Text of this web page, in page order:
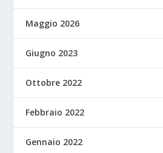
Maggio 2026
Giugno 2023
Ottobre 2022
Febbraio 2022
Gennaio 2022